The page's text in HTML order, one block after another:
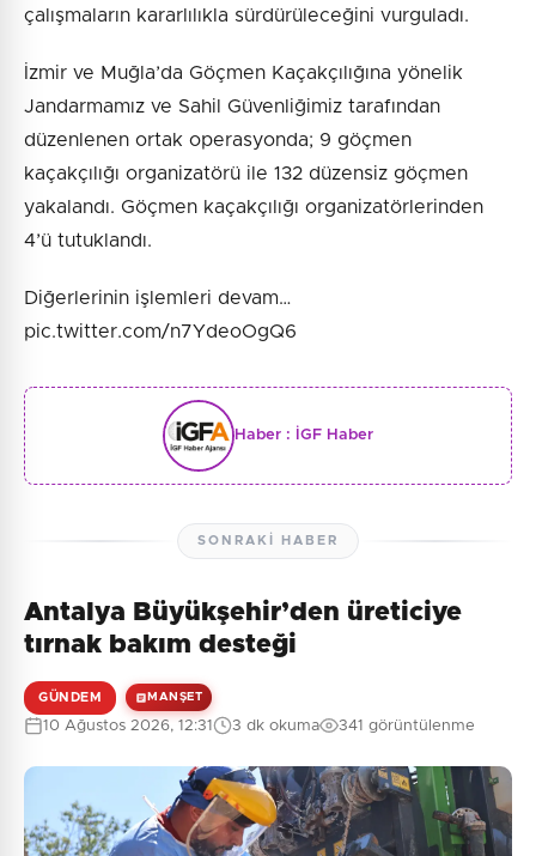
çalışmaların kararlılıkla sürdürüleceğini vurguladı.
İzmir ve Muğla’da Göçmen Kaçakçılığına yönelik
Jandarmamız ve Sahil Güvenliğimiz tarafından
düzenlenen ortak operasyonda; 9 göçmen
kaçakçılığı organizatörü ile 132 düzensiz göçmen
yakalandı. Göçmen kaçakçılığı organizatörlerinden
4’ü tutuklandı.
Diğerlerinin işlemleri devam…
pic.twitter.com/n7YdeoOgQ6
Haber : İGF Haber
SONRAKI HABER
Antalya Büyükşehir’den üreticiye
tırnak bakım desteği
GÜNDEM MANŞET
10 Ağustos 2026, 12:31 3 dk okuma 341 görüntülenme